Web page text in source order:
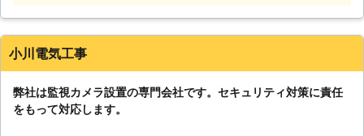
全のために誠心誠意対応することを約
小川電気工事
弊社は監視カメラ設置の専門会社です。セキュリティ対策に責任
をもって対応します。